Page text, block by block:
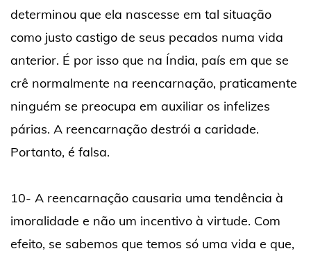
determinou que ela nascesse em tal situação
como justo castigo de seus pecados numa vida
anterior. É por isso que na Índia, país em que se
crê normalmente na reencarnação, praticamente
ninguém se preocupa em auxiliar os infelizes
párias. A reencarnação destrói a caridade.
Portanto, é falsa.
10- A reencarnação causaria uma tendência à
imoralidade e não um incentivo à virtude. Com
efeito, se sabemos que temos só uma vida e que,